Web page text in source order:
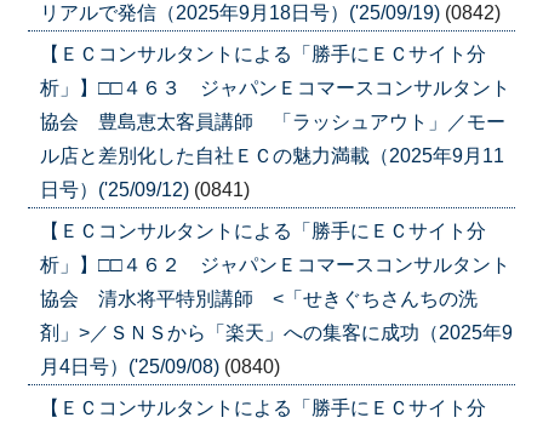
リアルで発信（2025年9月18日号）('25/09/19) (0842)
【ＥＣコンサルタントによる「勝手にＥＣサイト分
析」】□□４６３ ジャパンＥコマースコンサルタント
協会 豊島恵太客員講師 「ラッシュアウト」／モー
ル店と差別化した自社ＥＣの魅力満載（2025年9月11
日号）('25/09/12) (0841)
【ＥＣコンサルタントによる「勝手にＥＣサイト分
析」】□□４６２ ジャパンＥコマースコンサルタント
協会 清水将平特別講師 <「せきぐちさんちの洗
剤」>／ＳＮＳから「楽天」への集客に成功（2025年9
月4日号）('25/09/08) (0840)
【ＥＣコンサルタントによる「勝手にＥＣサイト分